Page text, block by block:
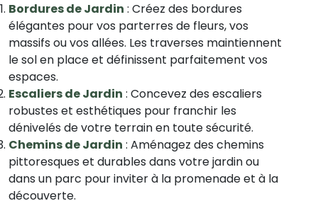
Bordures de Jardin : Créez des bordures
élégantes pour vos parterres de fleurs, vos
massifs ou vos allées. Les traverses maintiennent
le sol en place et définissent parfaitement vos
espaces.
Escaliers de Jardin : Concevez des escaliers
robustes et esthétiques pour franchir les
dénivelés de votre terrain en toute sécurité.
Chemins de Jardin : Aménagez des chemins
pittoresques et durables dans votre jardin ou
dans un parc pour inviter à la promenade et à la
découverte.